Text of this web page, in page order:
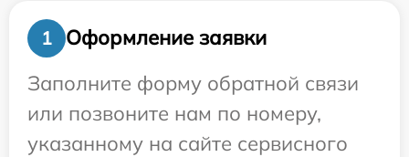
1
Оформление заявки
Заполните форму обратной связи
или позвоните нам по номеру,
указанному на сайте сервисного